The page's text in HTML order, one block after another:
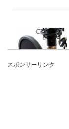
スポンサーリンク